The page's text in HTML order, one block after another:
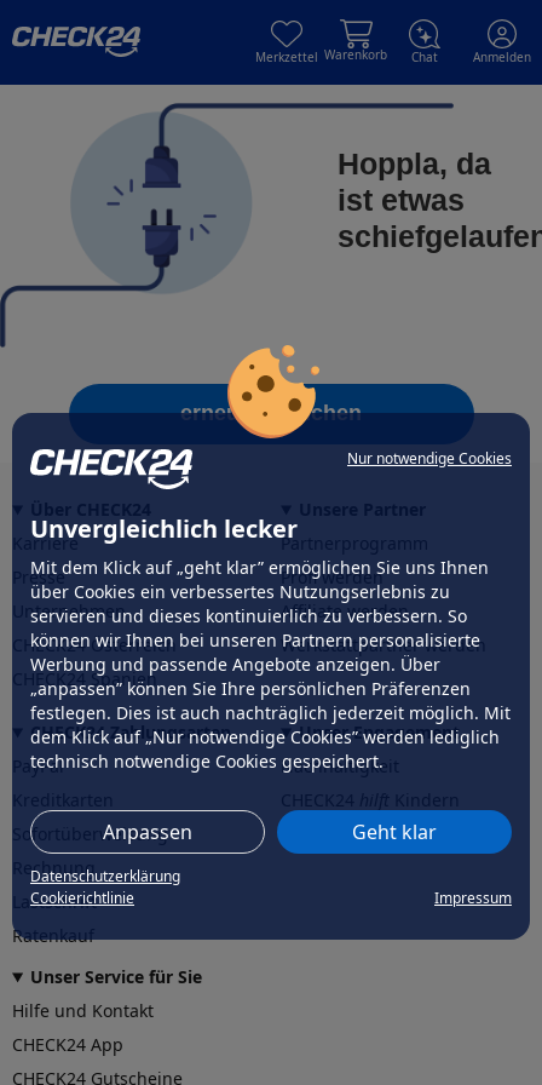
Nur notwendige Cookies
Unvergleichlich lecker
Mit dem Klick auf „geht klar” ermöglichen Sie uns Ihnen
über Cookies ein verbessertes Nutzungserlebnis zu
servieren und dieses kontinuierlich zu verbessern. So
können wir Ihnen bei unseren Partnern personalisierte
Werbung und passende Angebote anzeigen. Über
„anpassen” können Sie Ihre persönlichen Präferenzen
festlegen. Dies ist auch nachträglich jederzeit möglich. Mit
dem Klick auf „Nur notwendige Cookies” werden lediglich
technisch notwendige Cookies gespeichert.
Anpassen Geht klar
Datenschutzerklärung
Cookierichtlinie
Impressum
Merkzettel Warenkorb Chat Anmelden
Hoppla, da
ist etwas
erneut versuchen
Karriere
Presse
Unternehmen
CHECK24 Österreich
CHECK24 Spanien
Partnerprogramm
Profi werden
Affiliate werden
Werkstattpartner werden
CHECK24 Zahlungsarten
PayPal
Sofortüberweisung
Rechnung
Lastschrift
Ratenkauf
Unser Engagement
Nachhaltigkeit
CHECK24hilftder Natur
Unser Service für Sie
Hilfe und Kontakt
CHECK24 App
CHECK24 Gutscheine